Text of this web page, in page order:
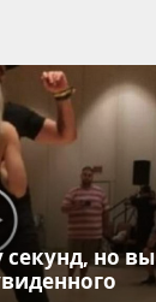
секунд, но вы